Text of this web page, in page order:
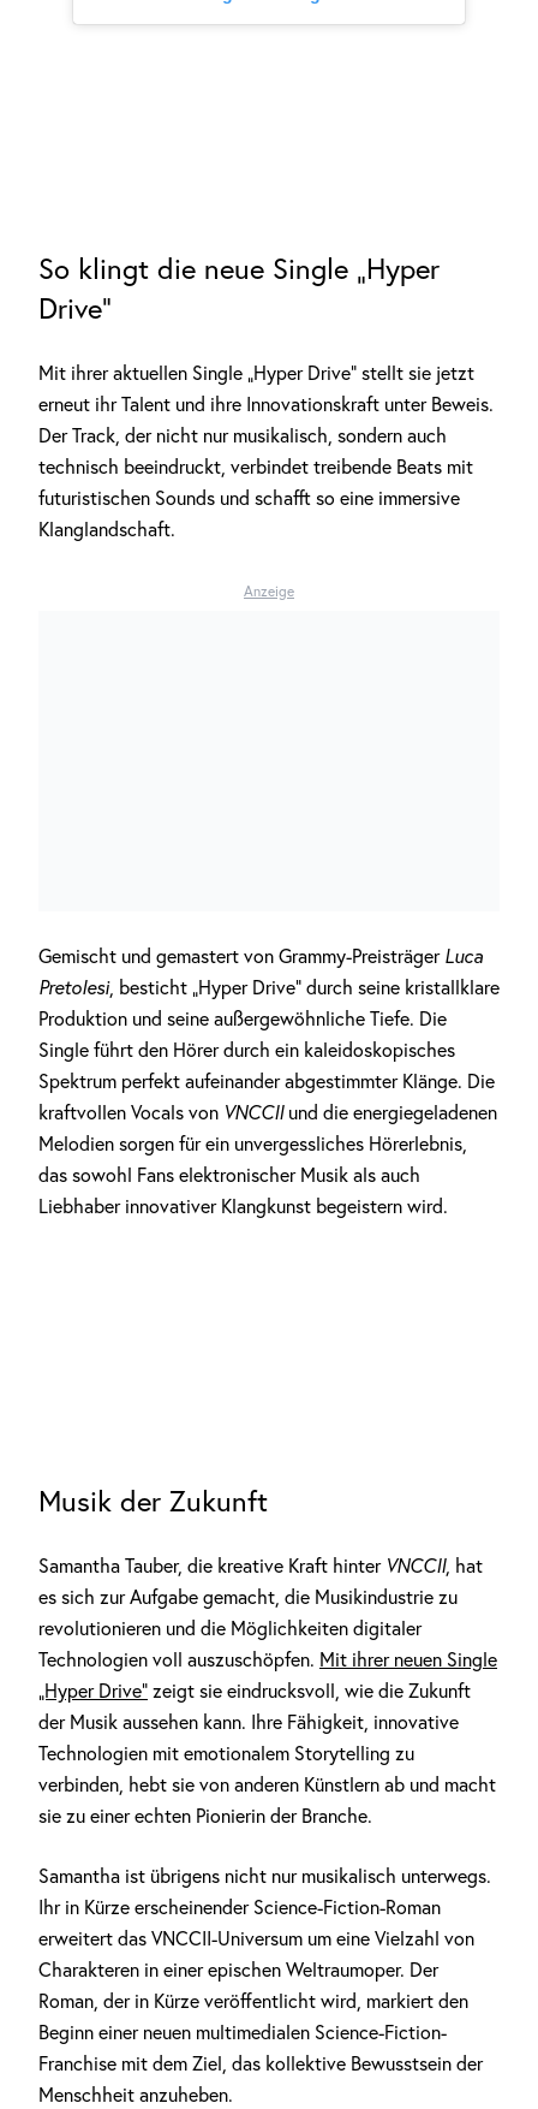
So klingt die neue Single „Hyper
Drive“
Mit ihrer aktuellen Single „Hyper Drive“ stellt sie jetzt
erneut ihr Talent und ihre Innovationskraft unter Beweis.
Der Track, der nicht nur musikalisch, sondern auch
technisch beeindruckt, verbindet treibende Beats mit
futuristischen Sounds und schafft so eine immersive
Klanglandschaft.
Anzeige
Gemischt und gemastert von Grammy-PreisträgerLuca
Pretolesi, besticht „Hyper Drive“ durch seine kristallklare
Produktion und seine außergewöhnliche Tiefe. Die
Single führt den Hörer durch ein kaleidoskopisches
Spektrum perfekt aufeinander abgestimmter Klänge. Die
kraftvollen Vocals von VNCCII und die energiegeladenen
Melodien sorgen für ein unvergessliches Hörerlebnis,
das sowohl Fans elektronischer Musik als auch
Liebhaber innovativer Klangkunst begeistern wird.
Musik der Zukunft
Samantha Tauber, die kreative Kraft hinter VNCCII, hat
es sich zur Aufgabe gemacht, die Musikindustrie zu
revolutionieren und die Möglichkeiten digitaler
Technologien voll auszuschöpfen. Mit ihrer neuen Single
„Hyper Drive“ zeigt sie eindrucksvoll, wie die Zukunft
der Musik aussehen kann. Ihre Fähigkeit, innovative
Technologien mit emotionalem Storytelling zu
verbinden, hebt sie von anderen Künstlern ab und macht
sie zu einer echten Pionierin der Branche.
Samantha ist übrigens nicht nur musikalisch unterwegs.
Ihr in Kürze erscheinender Science-Fiction-Roman
erweitert das VNCCII-Universum um eine Vielzahl von
Charakteren in einer epischen Weltraumoper. Der
Roman, der in Kürze veröffentlicht wird, markiert den
Beginn einer neuen multimedialen Science-Fiction-
Franchise mit dem Ziel, das kollektive Bewusstsein der
Menschheit anzuheben.